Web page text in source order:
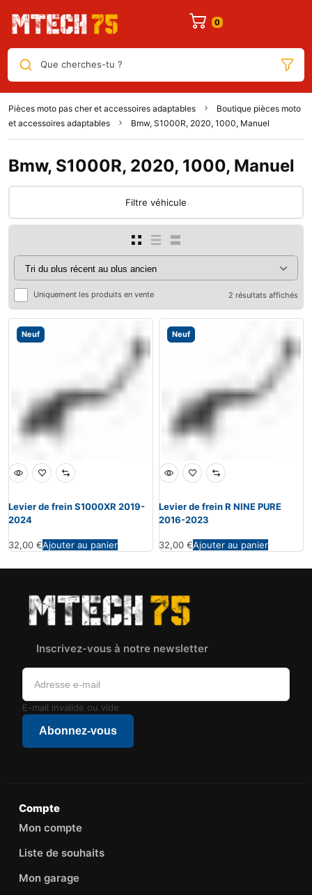
Que cherches-tu ?
Pièces moto pas cher et accessoires adaptables
Boutique pièces moto
et accessoires adaptables
Bmw, S1000R, 2020, 1000, Manuel
Bmw, S1000R, 2020, 1000, Manuel
Filtre véhicule
Uniquement les produits en vente 2 résultats affichés
Neuf
Levier de frein S1000XR 2019-
2024
32,00 €Ajouter au panier
Neuf
Levier de frein R NINE PURE
2016-2023
32,00 €Ajouter au panier
Inscrivez-vous à notre newsletter
E-mail invalide ou vide
Abonnez-vous
Compte
Mon compte
Liste de souhaits
Mon garage